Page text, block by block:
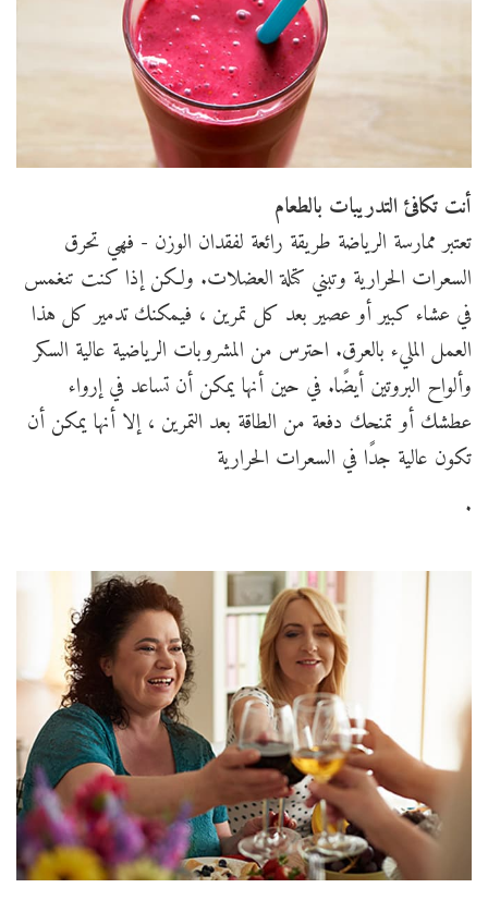
أنت تكافئ التدريبات بالطعام
تعتبر ممارسة الرياضة طريقة رائعة لفقدان الوزن - فهي تحرق
السعرات الحرارية وتبني كتلة العضلات. ولكن إذا كنت تنغمس
في عشاء كبير أو عصير بعد كل تمرين ، فيمكنك تدمير كل هذا
العمل المليء بالعرق. احترس من المشروبات الرياضية عالية السكر
وألواح البروتين أيضًا. في حين أنها يمكن أن تساعد في إرواء
عطشك أو تمنحك دفعة من الطاقة بعد التمرين ، إلا أنها يمكن أن
تكون عالية جدًا في السعرات الحرارية
.